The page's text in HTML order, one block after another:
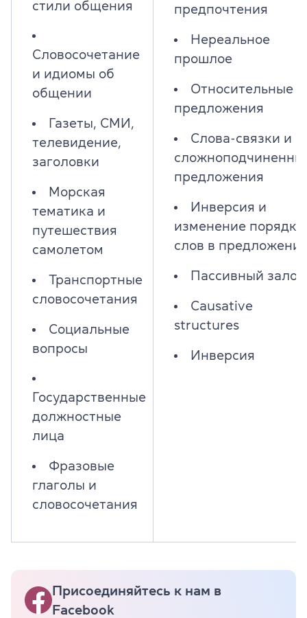
стили общения
Словосочетание
и идиомы об
общении
Газеты, СМИ,
телевидение,
заголовки
Морская
тематика и
путешествия
самолетом
Транспортные
словосочетания
Социальные
вопросы
Государственные
должностные
лица
Фразовые
глаголы и
словосочетания
предпочтения
Нереальное
прошлое
Относительные
предложения
Слова-связки и
предложения
Инверсия и
изменение порядка
слов в
Пассивный залог
Causative
structures
Инверсия
Присоединяйтесь к нам в
Facebook